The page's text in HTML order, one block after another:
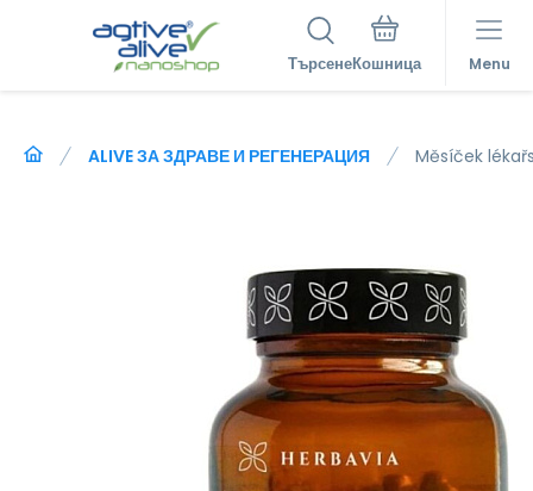
Търсене Menu
ALIVE ЗА ЗДРАВЕ И РЕГЕНЕРАЦИЯ Měsíček